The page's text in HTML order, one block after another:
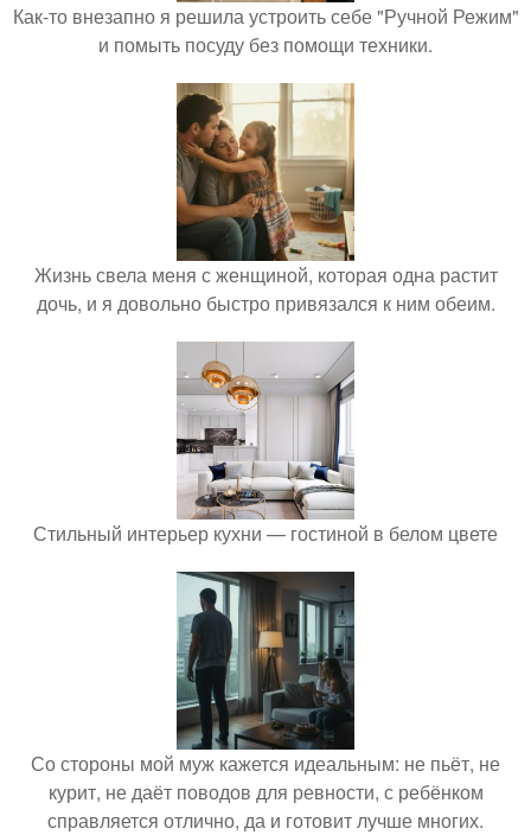
Как-то внезапно я решила устроить себе "Ручной Режим"
и помыть посуду без помощи техники.
Жизнь свела меня с женщиной, которая одна растит
дочь, и я довольно быстро привязался к ним обеим.
Стильный интерьер кухни — гостиной в белом цвете
Со стороны мой муж кажется идеальным: не пьёт, не
курит, не даёт поводов для ревности, с ребёнком
справляется отлично, да и готовит лучше многих.